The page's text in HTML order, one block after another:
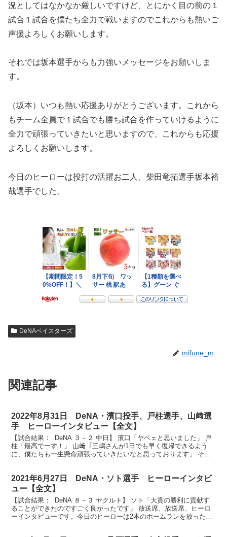
況としてはなかなか厳しいですけど、とにかく目の前の１
試合１試合を僕たち全力で戦いますのでこれからも熱いご
声援よろしくお願いします。
それでは坂本選手からも力強いメッセージをお願いしま
す。
（坂本）いつも熱い応援ありがとうございます。これから
もチーム全員で１試合でも勝ち試合を作っていけるように
全力で頑張っていきたいと思いますので、これからも応援
よろしくお願いします。
今日のヒーローは投打の活躍お二人、柴田竜拓選手坂本裕
哉選手でした。
DeNAベイスターズ
mifune_m
関連記事
2022年8月31日 DeNA・濱口投手、戸柱選手、山﨑選
手 ヒーローインタビュー【全文】
【試合結果： DeNA ３－２ 中日】 濱口「ヤベェと思いました」 戸
柱「最高でーす！」 山﨑「三嶋さんが1日でも早く復帰できるよう
に、僕たちも一生懸命頑張っていきたいなと思っております」 それ
2021年6月27日 DeNA・ソト選手 ヒーローインタビ
ュー【全文】
【試合結果： DeNA ８－３ ヤクルト】 ソト「大貫の勝利に貢献す
ることができたのですごく良かったです」 放送席、放送席、ヒーロ
ーインタビューです。今日のヒーローは2本のホームランを放ったソ